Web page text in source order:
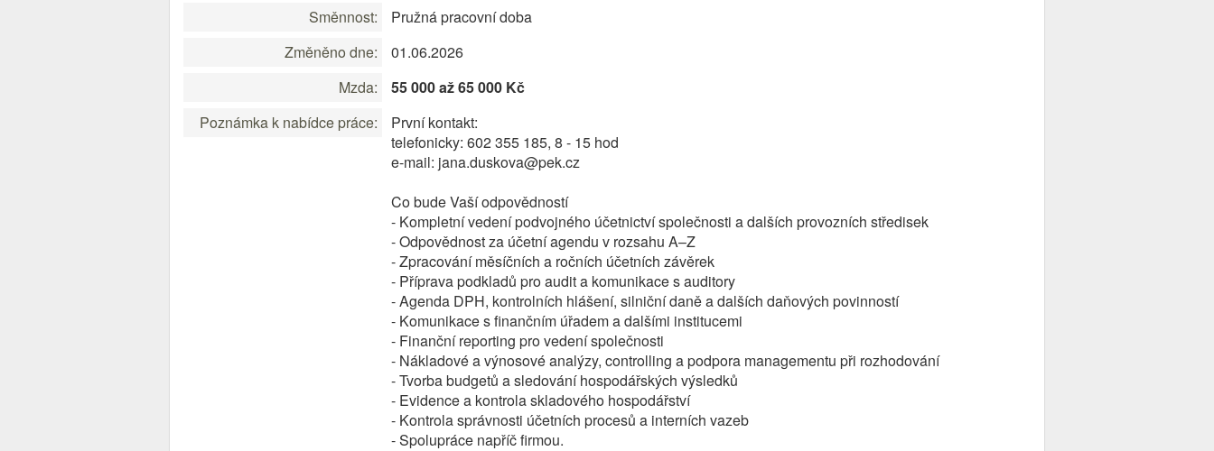
Směnnost:
Pružná pracovní doba
Změněno dne:
01.06.2026
Mzda:
55 000 až 65 000 Kč
Poznámka k nabídce práce:
První kontakt:
telefonicky: 602 355 185, 8 - 15 hod
e-mail: jana.duskova@pek.cz
Co bude Vaší odpovědností
- Kompletní vedení podvojného účetnictví společnosti a dalších provozních středisek
- Odpovědnost za účetní agendu v rozsahu A–Z
- Zpracování měsíčních a ročních účetních závěrek
- Příprava podkladů pro audit a komunikace s auditory
- Agenda DPH, kontrolních hlášení, silniční daně a dalších daňových povinností
- Komunikace s finančním úřadem a dalšími institucemi
- Finanční reporting pro vedení společnosti
- Nákladové a výnosové analýzy, controlling a podpora managementu při rozhodování
- Tvorba budgetů a sledování hospodářských výsledků
- Evidence a kontrola skladového hospodářství
- Kontrola správnosti účetních procesů a interních vazeb
- Spolupráce napříč firmou.